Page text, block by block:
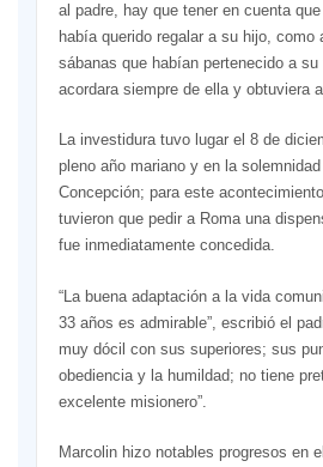
al padre, hay que tener en cuenta
había querido regalar a su hijo, como
sábanas que habían pertenecido a
acordara siempre de ella y obtuviera
La investidura tuvo lugar el 8 de
pleno año mariano y en la
Concepción; para este
tuvieron que pedir a Roma una
fue inmediatamente concedida.
“La buena adaptación a la vida
33 años es admirable”, escribió el
muy dócil con sus superiores; sus
obediencia y la humildad; no tiene
excelente misionero”.
Marcolin hizo notables progresos en